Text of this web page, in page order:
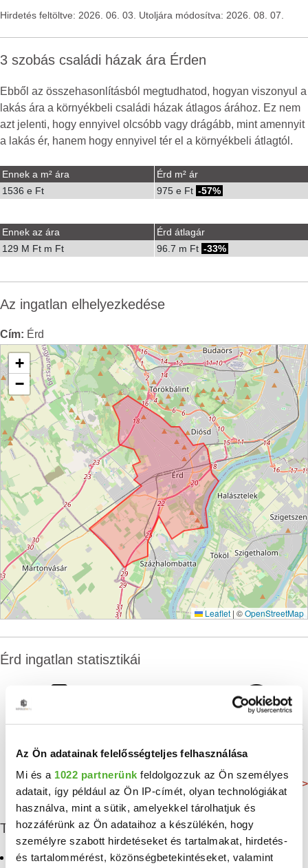
Az Ön adatainak felelősségteljes felhasználása
Mi és a 1022 partnerünk feldolgozzuk az Ön személyes
adatait, így például az Ön IP-címét, olyan technológiákat
használva, mint a sütik, amelyekkel tárolhatjuk és
hozzáférünk az Ön adataihoz a készülékén, hogy
személyre szabott hirdetéseket és tartalmakat, hirdetés-
és tartalommérést, közönségbetekintéseket, valamint
Hirdetés feltöltve: 2026. 06. 03. Utoljára módosítva: 2026. 08. 07.
3 szobás családi házak ára Érden
Ebből az összehasonlításból megtudhatod, hogyan viszonyul a
lakás ára a környékbeli családi házak átlagos árához. Ez nem
azt jelenti, hogy ennyivel olcsóbb vagy drágább, mint amennyit
a lakás ér, hanem hogy ennyivel tér el a környékbeli átlagtól.
Ennek a m² ára
Érd m² ár
1536 e Ft
975 e Ft -57%
Ennek az ára
Érd átlagár
129 M Ft m Ft
96.7 m Ft -33%
Az ingatlan elhelyezkedése
Cím: Érd
+
−
Leaflet | ©OpenStreetMap
Érd ingatlan statisztikái
Négyzetméterár: Hirdetések száma: Oktatási intézmények
Még több adat >
További eladó ingatlanok
Eladó családi ház Érd Eladó ingatlan Páty